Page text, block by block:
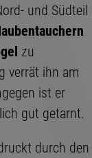
und Südteil
zu
verrät ihn am
ist er
gut getarnt.
durch den